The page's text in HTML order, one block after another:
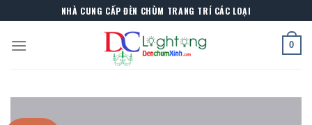
to
content
NHÀ CUNG CẤP ĐÈN CHÙM TRANG TRÍ CÁC LOẠI
0